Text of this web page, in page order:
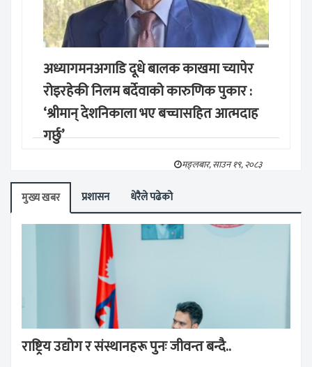
अध्यागमनअगाडि दूधे बालक काखमा च्यापेर
रोइरहेकी निलम बर्देवाको कारुणिक पुकार :
‘श्रीमान् देशनिकाला भए बच्चासहित आत्मदाह
गर्छु’
मङ्लबार, साउन १९, २०८३
मुख्य खबर प्रशासन धेरैले पढेको
राष्ट्रिय उद्योग र संस्थानहरू पुनः जीवन्त बन्दै..